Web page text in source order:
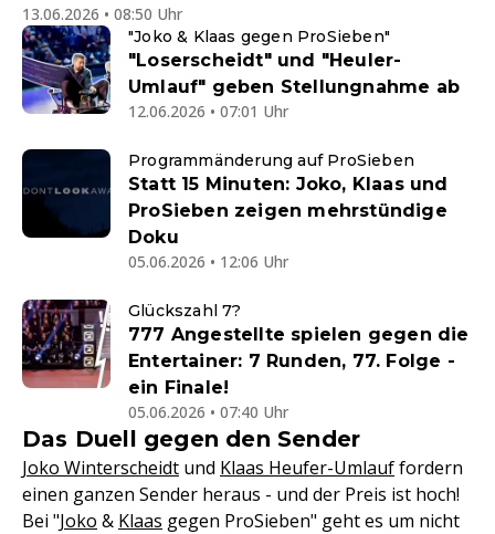
13.06.2026 • 08:50 Uhr
"Joko & Klaas gegen ProSieben"
"Loserscheidt" und "Heuler-
Umlauf" geben Stellungnahme ab
12.06.2026 • 07:01 Uhr
Programmänderung auf ProSieben
Statt 15 Minuten: Joko, Klaas und
ProSieben zeigen mehrstündige
Doku
05.06.2026 • 12:06 Uhr
Glückszahl 7?
777 Angestellte spielen gegen die
Entertainer: 7 Runden, 77. Folge -
ein Finale!
05.06.2026 • 07:40 Uhr
Das Duell gegen den Sender
Joko Winterscheidt und Klaas Heufer-Umlauffordern
einen ganzen Sender heraus - und der Preis ist hoch!
Bei "Joko & Klaas gegen ProSieben" geht es um nicht